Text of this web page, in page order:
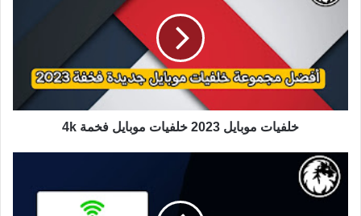
خلفيات موبايل 2023 خلفيات موبايل فخمة 4k